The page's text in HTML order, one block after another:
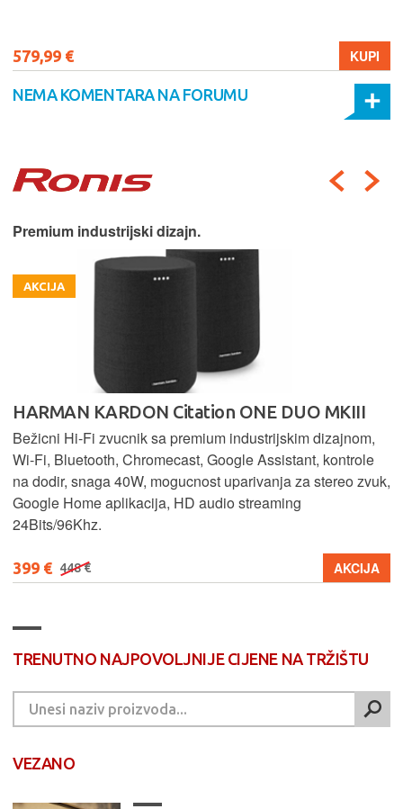
579,99 € KUPI
NEMA KOMENTARA NA FORUMU
Premium industrijski dizajn.
AKCIJA
HARMAN KARDON Citation ONE DUO MKIII
Bežicni Hi-Fi zvucnik sa premium industrijskim dizajnom,
Wi-Fi, Bluetooth, Chromecast, Google Assistant, kontrole
na dodir, snaga 40W, mogucnost uparivanja za stereo zvuk,
Google Home aplikacija, HD audio streaming
24Bits/96Khz.
399 € 448 € AKCIJA
TRENUTNO NAJPOVOLJNIJE CIJENE NA TRŽIŠTU
VEZANO